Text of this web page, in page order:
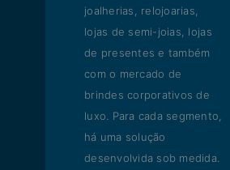
joalherias, relojoarias,
lojas de semi-joias, lojas
de presentes e também
com o mercado de
brindes corporativos de
luxo. Para cada segmento,
há uma solução
desenvolvida sob medida.